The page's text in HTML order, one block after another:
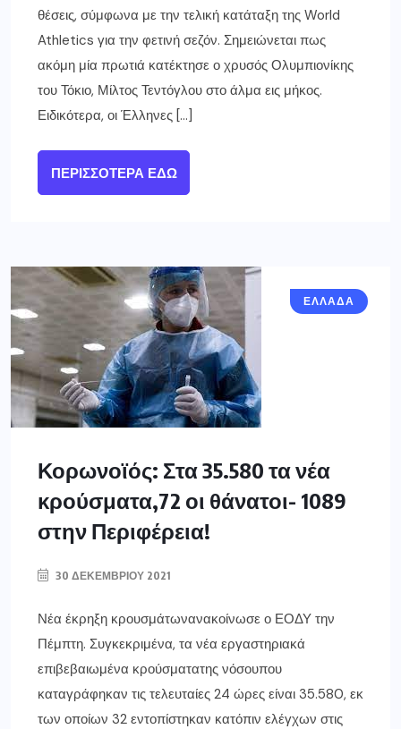
θέσεις, σύμφωνα με την τελική κατάταξη της World
Athletics για την φετινή σεζόν. Σημειώνεται πως
ακόμη μία πρωτιά κατέκτησε ο χρυσός Ολυμπιονίκης
του Τόκιο, Μίλτος Τεντόγλου στο άλμα εις μήκος.
Ειδικότερα, οι Έλληνες […]
ΠΕΡΙΣΣΌΤΕΡΑ ΕΔΏ
ΕΛΛΑΔΑ
Κορωνοϊός: Στα 35.580 τα νέα
κρούσματα,72 οι θάνατοι- 1089
στην Περιφέρεια!
30 ΔΕΚΕΜΒΡΊΟΥ 2021
Νέα έκρηξη κρουσμάτωνανακοίνωσε ο ΕΟΔΥ την
Πέμπτη. Συγκεκριμένα, τα νέα εργαστηριακά
επιβεβαιωμένα κρούσματατης νόσουπου
καταγράφηκαν τις τελευταίες 24 ώρες είναι 35.580, εκ
των οποίων 32 εντοπίστηκαν κατόπιν ελέγχων στις